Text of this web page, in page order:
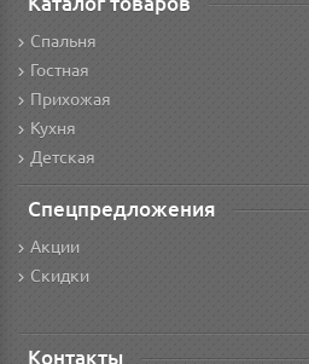
Спальня
Гостная
Прихожая
Кухня
Детская
Спецпредложения
Акции
Скидки
Контакты